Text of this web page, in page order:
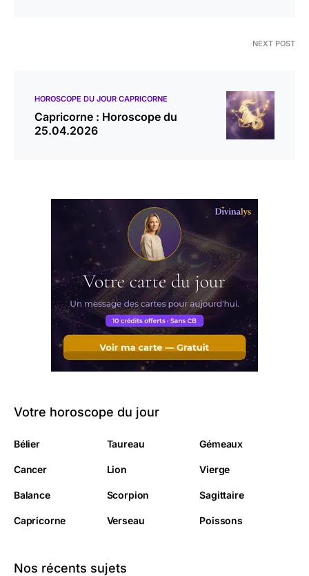
NEXT POST
HOROSCOPE DU JOUR CAPRICORNE
Capricorne : Horoscope du
25.04.2026
Votre horoscope du jour
Bélier Taureau Gémeaux
Cancer Lion Vierge
Balance Scorpion Sagittaire
Capricorne Verseau Poissons
Nos récents sujets